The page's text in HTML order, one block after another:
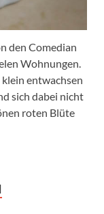
den Comedian
Wohnungen.
klein entwachsen
sich dabei nicht
roten Blüte